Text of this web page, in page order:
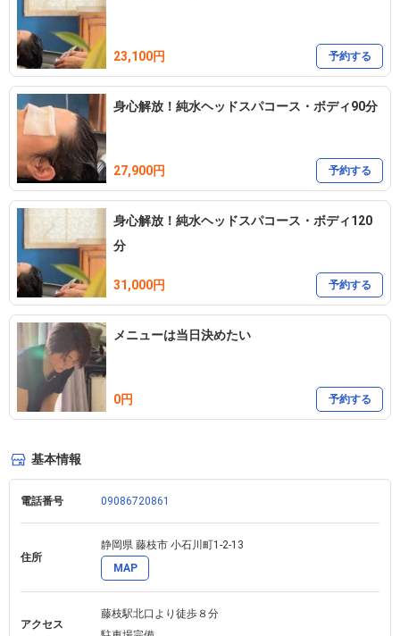
23,100円 予約する
身心解放！純水ヘッドスパコース・ボディ90分
27,900円 予約する
身心解放！純水ヘッドスパコース・ボディ120
分
31,000円 予約する
メニューは当日決めたい
0円 予約する
基本情報
電話番号 09086720861
住所
静岡県 藤枝市 小石川町1-2-13
MAP
アクセス
藤枝駅北口より徒歩８分